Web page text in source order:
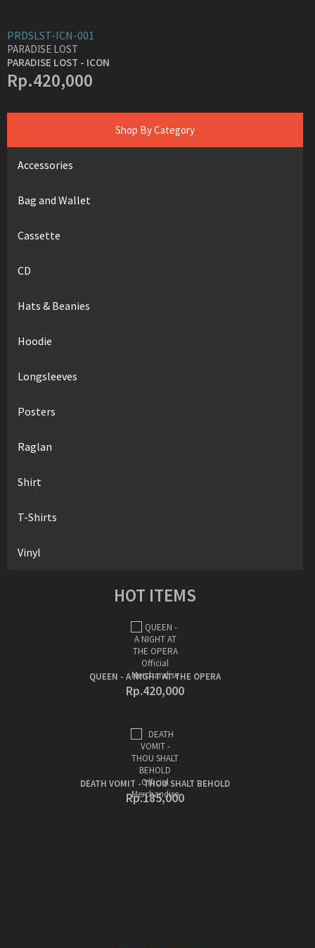
Shop By Category
Accessories
Bag and Wallet
Cassette
CD
Hats & Beanies
Hoodie
Longsleeves
Posters
Raglan
Shirt
T-Shirts
Vinyl
HOT ITEMS
QUEEN - A NIGHT AT THE OPERA
Rp.420,000
DEATH VOMIT - THOU SHALT BEHOLD
Rp.185,000
PRDSLST-ICN-001
PARADISE LOST
PARADISE LOST - ICON
Rp.420,000